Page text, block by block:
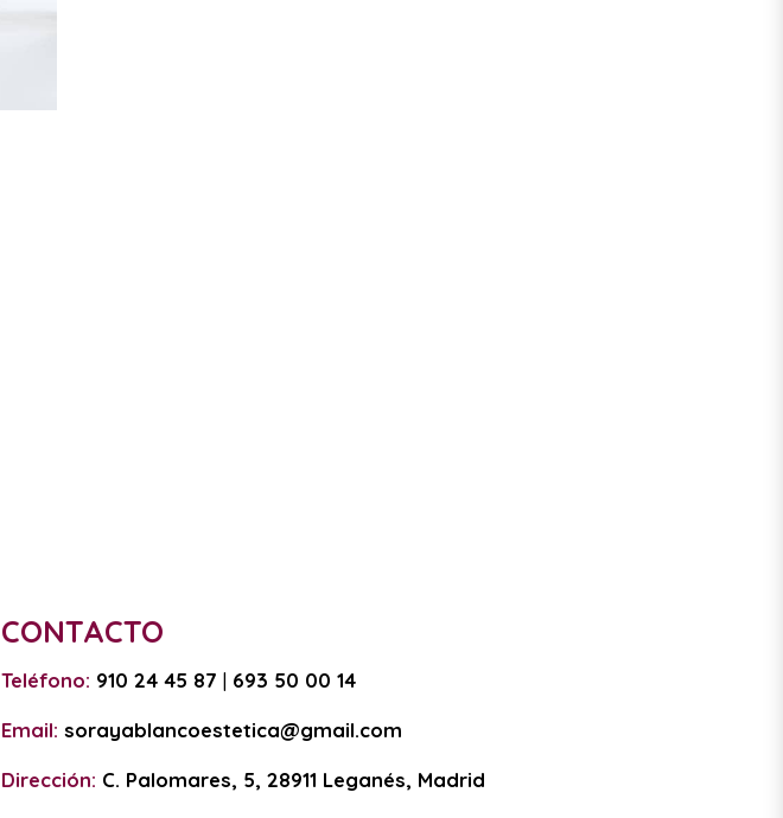
CONTACTO
Teléfono: 910 24 45 87 | 693 50 00 14
Email: sorayablancoestetica@gmail.com
Dirección: C. Palomares, 5, 28911 Leganés, Madrid